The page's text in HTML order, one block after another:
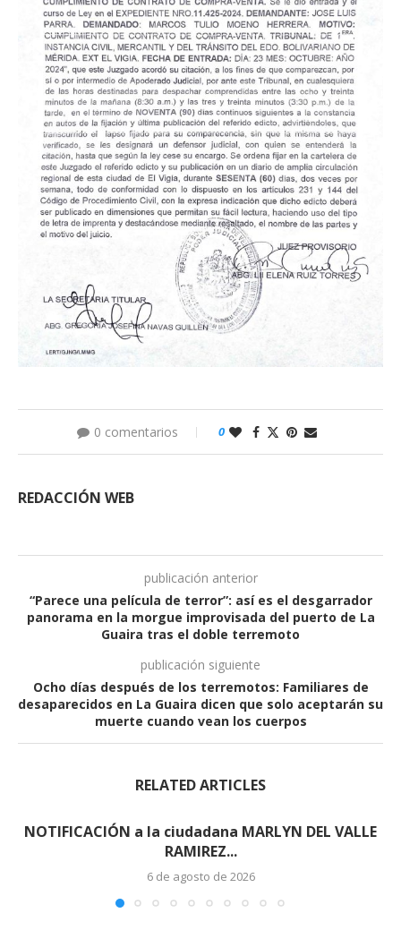
0 comentarios 0
REDACCIÓN WEB
publicación anterior
“Parece una película de terror”: así es el desgarrador
panorama en la morgue improvisada del puerto de La
Guaira tras el doble terremoto
publicación siguiente
Ocho días después de los terremotos: Familiares de
desaparecidos en La Guaira dicen que solo aceptarán su
muerte cuando vean los cuerpos
RELATED ARTICLES
NOTIFICACIÓN a la ciudadana MARLYN DEL VALLE
RAMIREZ...
6 de agosto de 2026